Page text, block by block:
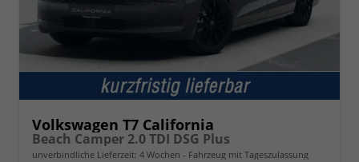
Volkswagen T7 California
Beach Camper 2.0 TDI DSG Plus
unverbindliche Lieferzeit: 4 Wochen Fahrzeug mit Tageszulassung